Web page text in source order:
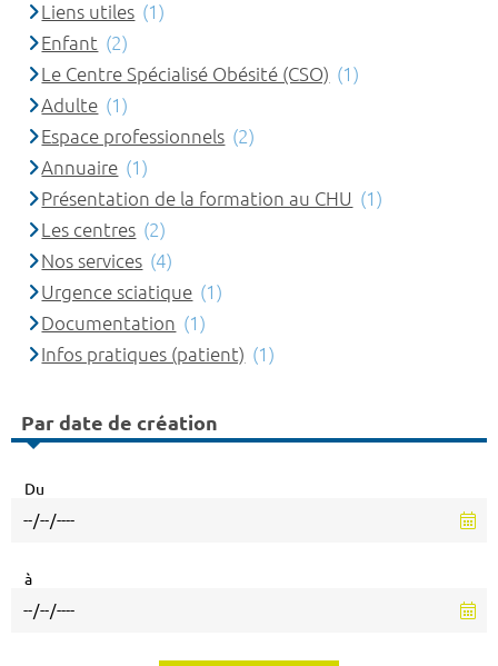
Liens utiles (1)
Enfant (2)
Le Centre Spécialisé Obésité (CSO) (1)
Adulte (1)
Espace professionnels (2)
Annuaire (1)
Présentation de la formation au CHU (1)
Les centres (2)
Nos services (4)
Urgence sciatique (1)
Documentation (1)
Infos pratiques (patient) (1)
Par date de création
Du
à